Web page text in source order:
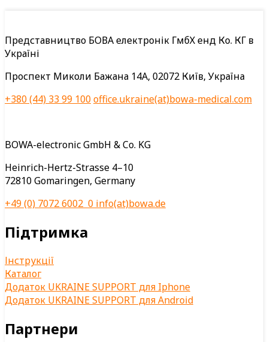
Представництво БОВА електронік ГмбХ енд Ко. КГ в
Україні
Проспект Миколи Бажана 14А, 02072 Київ, Україна
+380 (44) 33 99 100office.ukraine(at)bowa-medical.com
BOWA-electronic GmbH & Co. KG
Heinrich-Hertz-Strasse 4–10
72810 Gomaringen, Germany
+49 (0) 7072 6002 0 info(at)bowa.de
Підтримка
Інструкції
Каталог
Додаток UKRAINE SUPPORT для Iphone
Додаток UKRAINE SUPPORT для Android
Партнери